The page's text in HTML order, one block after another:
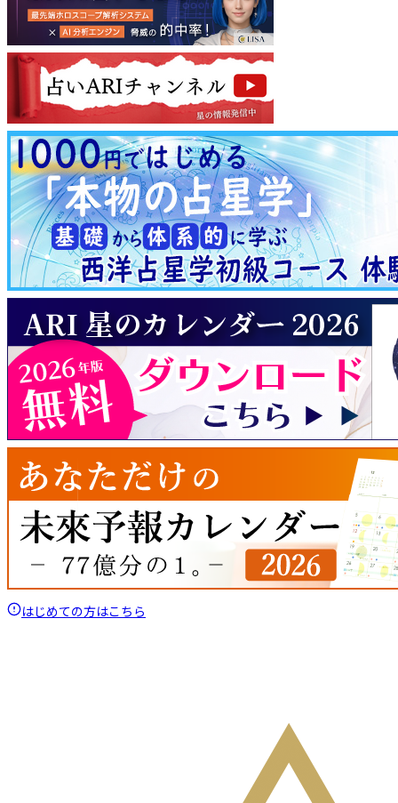
はじめての方はこちら